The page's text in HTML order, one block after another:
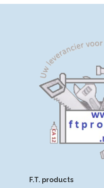
F.T. products